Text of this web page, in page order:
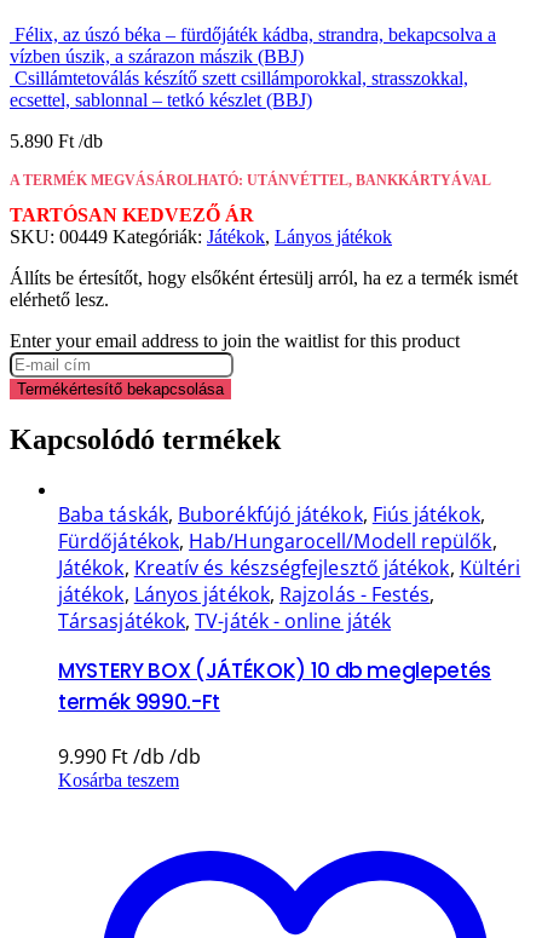
Félix, az úszó béka – fürdőjáték kádba, strandra, bekapcsolva a
vízben úszik, a szárazon mászik (BBJ)
Csillámtetoválás készítő szett csillámporokkal, strasszokkal,
ecsettel, sablonnal – tetkó készlet (BBJ)
5.890 Ft
A TERMÉK MEGVÁSÁROLHATÓ: UTÁNVÉTTEL, BANKKÁRTYÁVAL
TARTÓSAN KEDVEZŐ ÁR
SKU: 00449 Kategóriák: Játékok, Lányos játékok
Állíts be értesítőt, hogy elsőként értesülj arról, ha ez a termék ismét
elérhető lesz.
Enter your email address to join the waitlist for this product
Termékértesítő bekapcsolása
Kapcsolódó termékek
Baba táskák, Buborékfújó játékok, Fiús játékok,
Fürdőjátékok, Hab/Hungarocell/Modell repülők,
Játékok, Kreatív és készségfejlesztő játékok, Kültéri
játékok, Lányos játékok, Rajzolás - Festés,
Társasjátékok,TV-játék - online játék
MYSTERY BOX (JÁTÉKOK) 10 db meglepetés
termék 9990.-Ft
9.990 Ft
Kosárba teszem